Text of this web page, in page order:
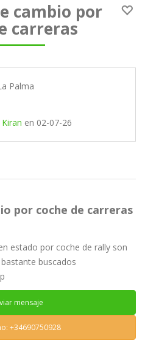
cambio por
carreras
Palma
Kiran en 02-07-26
por coche de carreras
estado por coche de rally son
buscados
mensaje
+34690750928